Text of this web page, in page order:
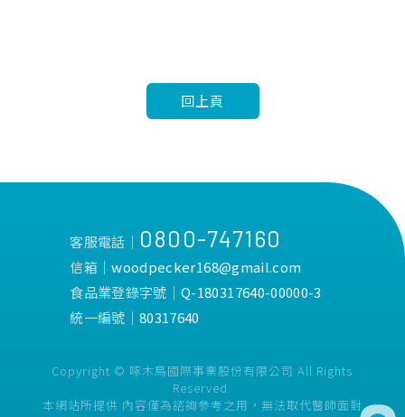
回上頁
客服電話│ 0800-747160
信箱│woodpecker168@gmail.com
食品業登錄字號│Q-180317640-00000-3
統一編號│80317640
Copyright © 啄木鳥國際事業股份有限公司 All Rights
Reserved.
本網站所提供 內容僅為諮詢參考之用，無法取代醫師面對